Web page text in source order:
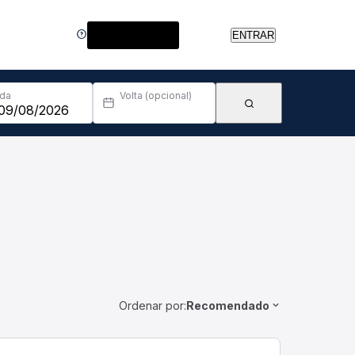
ENTRAR
Volta (opcional)
Ordenar por:Recomendado